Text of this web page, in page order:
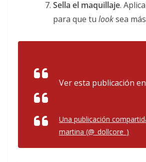
Sella el maquillaje.
para que tu looksea
Ver esta publicación
Una publicación
martina (@_dollcore_)